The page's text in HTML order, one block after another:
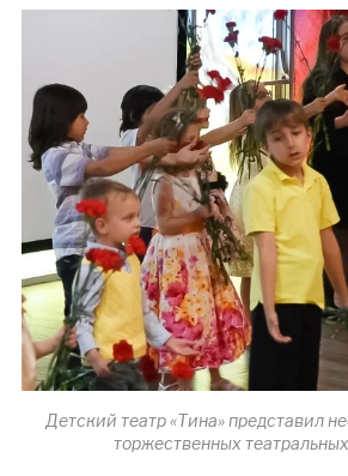
Детский театр «Тина» представил
торжественных